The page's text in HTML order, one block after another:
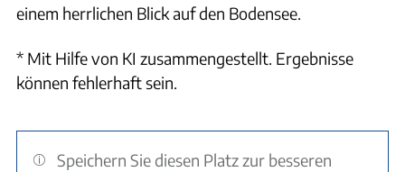
einem herrlichen Blick auf den Bodensee.
* Mit Hilfe von KI zusammengestellt. Ergebnisse
können fehlerhaft sein.
Speichern Sie diesen Platz zur besseren